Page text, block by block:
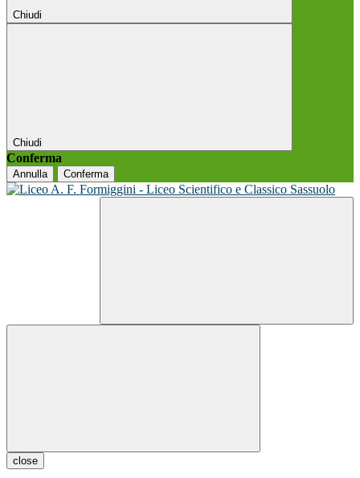
Chiudi
Chiudi
Conferma
Annulla Conferma
close